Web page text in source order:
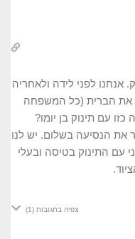
אנחנו לפני לידה ולאחריה
את הברית (כל המשפחה
עם תינוק בן יומו?
את הנסיעה בשלום. יש לנו
עם התינוק בטיסה ובעלי
צפיה בתגובות (1)